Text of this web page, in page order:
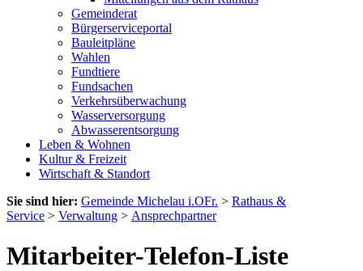
Gemeinderat
Bürgerserviceportal
Bauleitpläne
Wahlen
Fundtiere
Fundsachen
Verkehrsüberwachung
Wasserversorgung
Abwasserentsorgung
Leben & Wohnen
Kultur & Freizeit
Wirtschaft & Standort
Sie sind hier: Gemeinde Michelau i.OFr. > Rathaus &
Service > Verwaltung > Ansprechpartner
Mitarbeiter-Telefon-Liste